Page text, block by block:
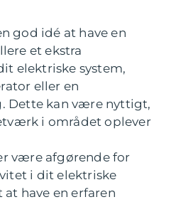
god idé at have en
et ekstra
elektriske system,
eller en
Dette kan være nyttigt,
i området oplever
være afgørende for
i dit elektriske
at have en erfaren